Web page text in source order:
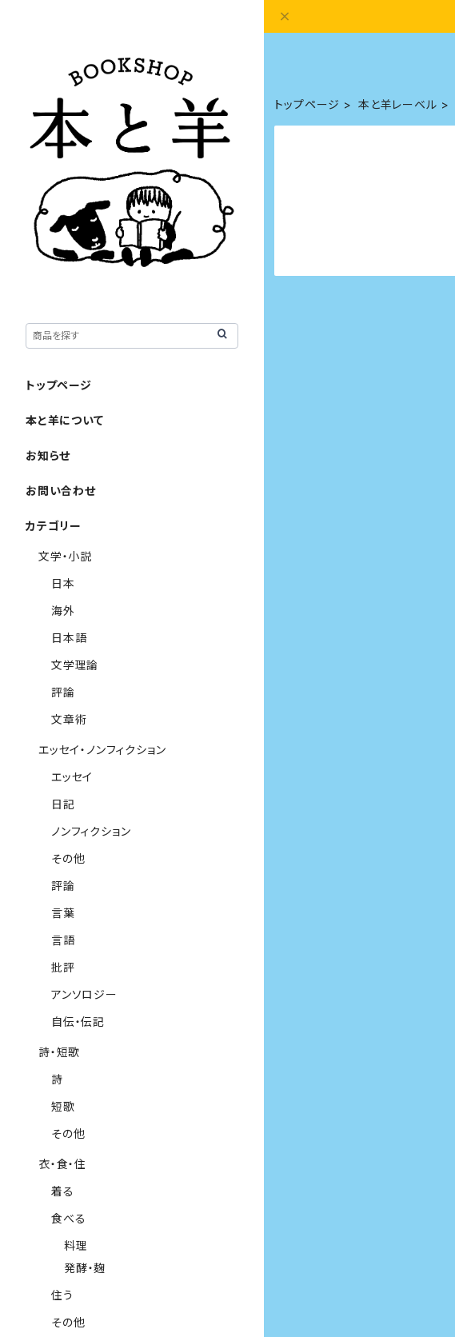
トップページ 本と羊レーベル
トップページ
本と羊について
お知らせ
お問い合わせ
カテゴリー
文学・小説
日本
海外
日本語
文学理論
評論
文章術
エッセイ・ノンフィクション
エッセイ
日記
ノンフィクション
その他
評論
言葉
言語
批評
アンソロジー
自伝・伝記
詩・短歌
詩
短歌
その他
衣・食・住
着る
食べる
料理
発酵・麹
住う
その他